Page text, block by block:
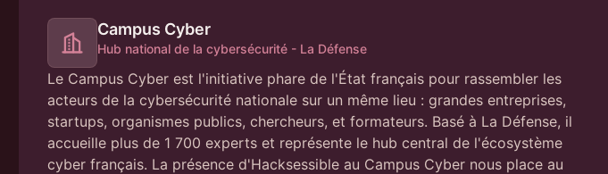
Campus Cyber
Hub national de la cybersécurité - La Défense
Le Campus Cyber est l'initiative phare de l'État français pour rassembler les
acteurs de la cybersécurité nationale sur un même lieu : grandes entreprises,
startups, organismes publics, chercheurs, et formateurs. Basé à La Défense, il
accueille plus de 1 700 experts et représente le hub central de l'écosystème
cyber français. La présence d'Hacksessible au Campus Cyber nous place au